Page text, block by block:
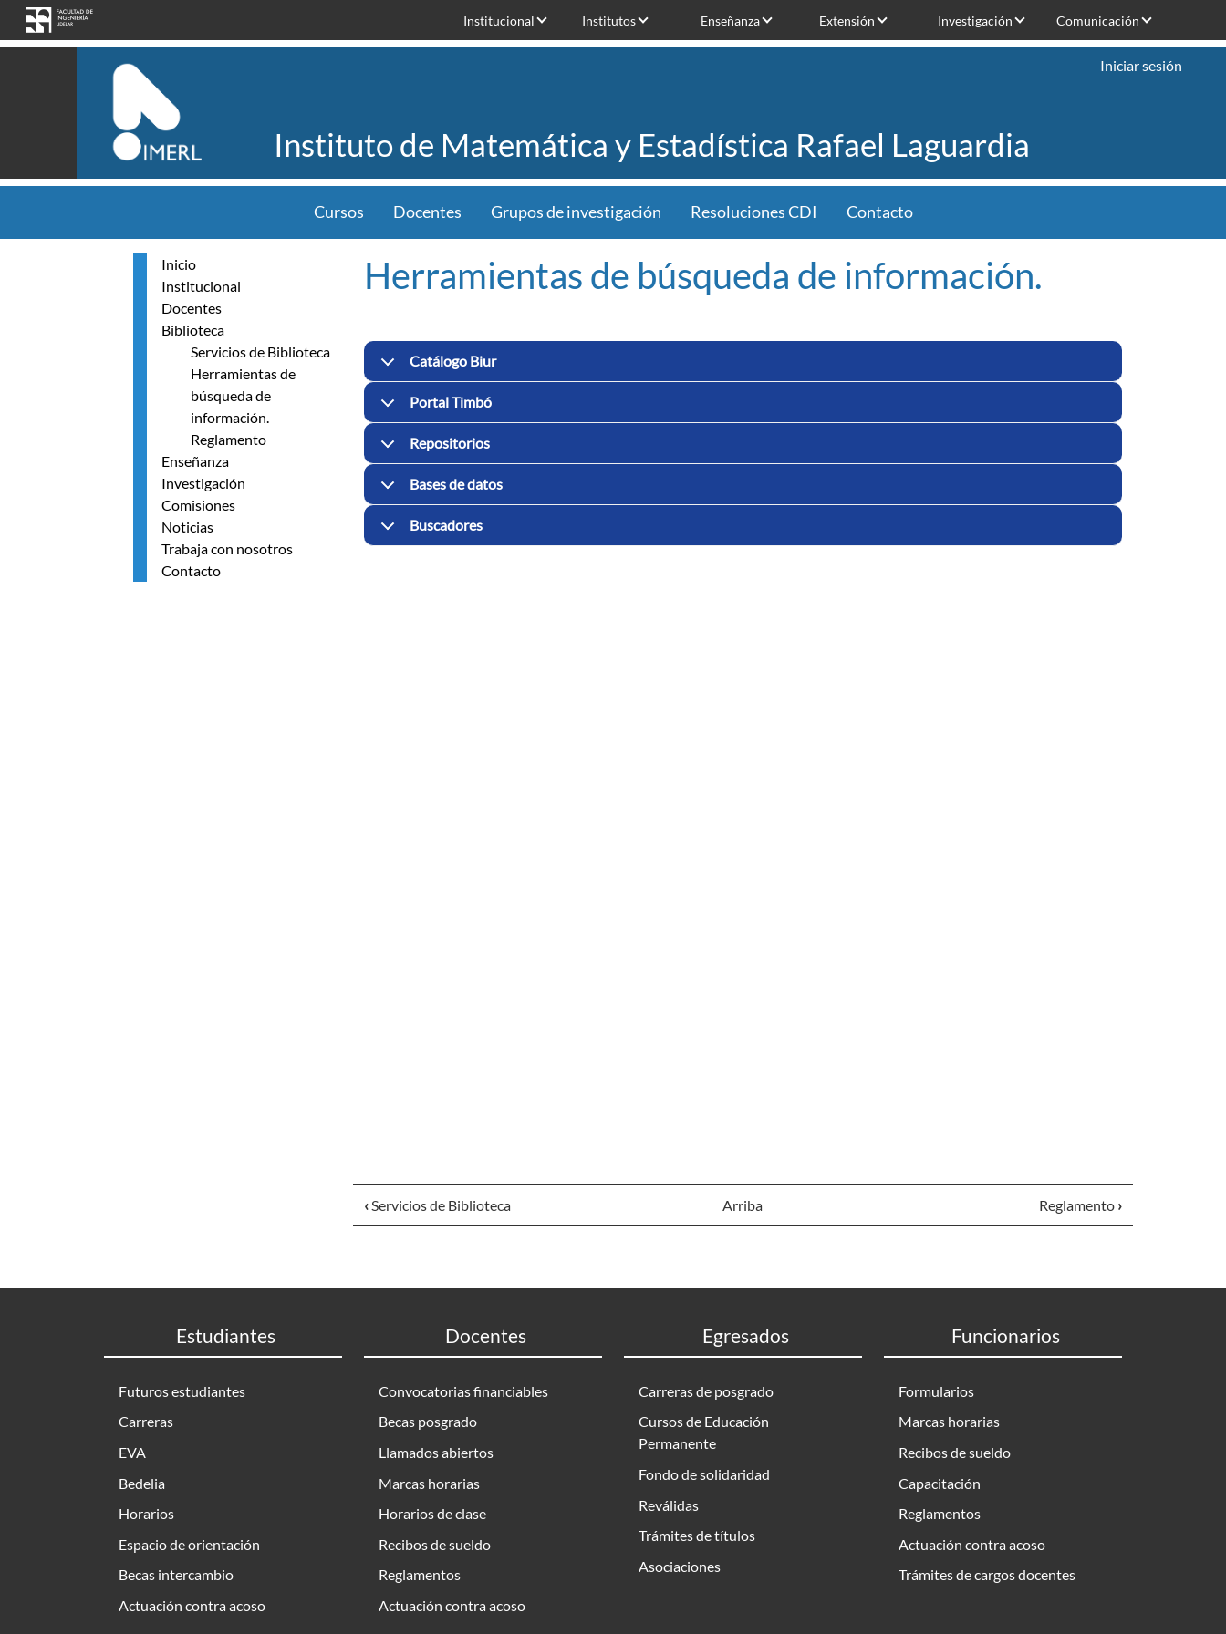
Pasar al contenido principal
Institucional Institutos Enseñanza Extensión Investigación Comunicación
Instituto de Matemática y Estadística Rafael Laguardia
Iniciar sesión
Cursos Docentes Grupos de investigación Resoluciones CDI Contacto
Inicio
Institucional
Docentes
Biblioteca
Servicios de Biblioteca
Herramientas de
búsqueda de
información.
Reglamento
Enseñanza
Investigación
Comisiones
Noticias
Trabaja con nosotros
Contacto
Herramientas de búsqueda de información.
Catálogo Biur
Portal Timbó
Repositorios
Bases de datos
Buscadores
‹Servicios de Biblioteca Arriba Reglamento ›
Estudiantes
Futuros estudiantes
Carreras
EVA
Bedelia
Horarios
Espacio de orientación
Becas intercambio
Actuación contra acoso
Docentes
Convocatorias financiables
Becas posgrado
Llamados abiertos
Marcas horarias
Horarios de clase
Recibos de sueldo
Reglamentos
Actuación contra acoso
Egresados
Carreras de posgrado
Cursos de Educación
Permanente
Fondo de solidaridad
Reválidas
Trámites de títulos
Asociaciones
Funcionarios
Formularios
Marcas horarias
Recibos de sueldo
Capacitación
Reglamentos
Actuación contra acoso
Trámites de cargos docentes